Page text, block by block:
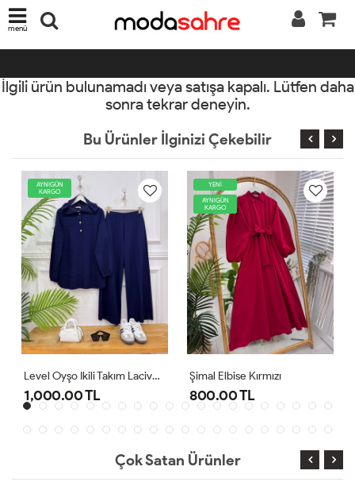
menü
İlgili ürün bulunamadı veya satışa kapalı. Lütfen daha
sonra tekrar deneyin.
Bu Ürünler İlginizi Çekebilir
AYNIGÜN
KARGO
Level Oyşo Ikili Takım Lacivert
1,000.00 TL
YENİ
AYNIGÜN
KARGO
Şimal Elbise Kırmızı
800.00 TL
Çok Satan Ürünler